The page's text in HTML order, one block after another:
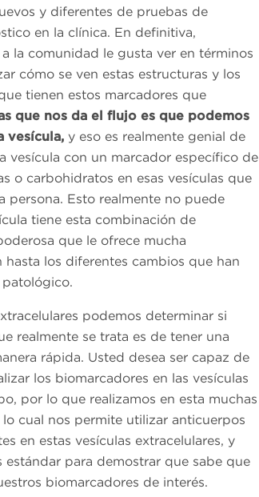
y diferentes de pruebas de
en la clínica. En definitiva,
la comunidad le gusta ver en términos
cómo se ven estas estructuras y los
tienen estos marcadores que
que nos da el flujo es que podemos
vesícula, y eso es realmente genial de
vesícula con un marcador específico de
o carbohidratos en esas vesículas que
persona. Esto realmente no puede
tiene esta combinación de
que le ofrece mucha
los diferentes cambios que han
podemos determinar si
realmente se trata es de tener una
rápida. Usted desea ser capaz de
los biomarcadores en las vesículas
por lo que realizamos en esta muchas
cual nos permite utilizar anticuerpos
en estas vesículas extracelulares, y
para demostrar que sabe que
biomarcadores de interés.